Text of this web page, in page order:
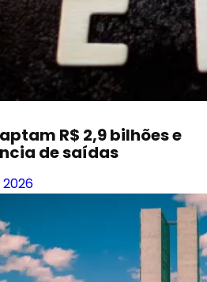
R$ 2,9 bilhões e
de saídas
2026